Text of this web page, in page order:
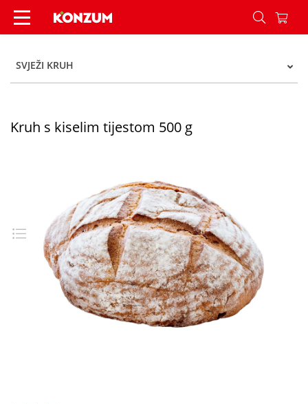
Kruh s kiselim tijestom 500 g - Konzum
SVJEŽI KRUH
Kruh s kiselim tijestom 500 g